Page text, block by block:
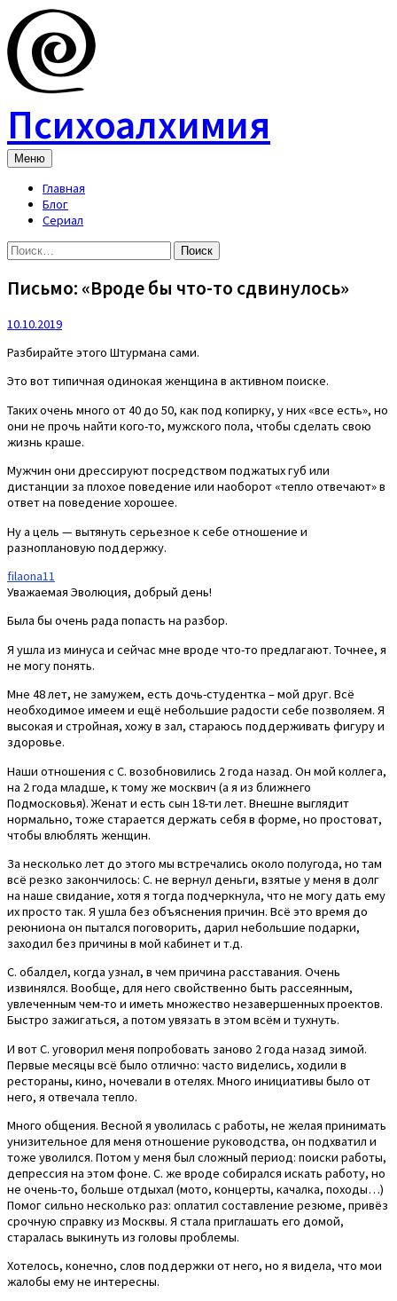
Skip
to
content
Психоалхимия
Меню
Главная
Блог
Сериал
Найти:
Письмо: «Вроде бы что-то сдвинулось»
10.10.2019
Разбирайте этого Штурмана сами.
Это вот типичная одинокая женщина в активном поиске.
Таких очень много от 40 до 50, как под копирку, у них «все есть», но
они не прочь найти кого-то, мужского пола, чтобы сделать свою
жизнь краше.
Мужчин они дрессируют посредством поджатых губ или
дистанции за плохое поведение или наоборот «тепло отвечают» в
ответ на поведение хорошее.
Ну а цель — вытянуть серьезное к себе отношение и
разноплановую поддержку.
filaona11
Уважаемая Эволюция, добрый день!
Была бы очень рада попасть на разбор.
Я ушла из минуса и сейчас мне вроде что-то предлагают. Точнее, я
не могу понять.
Мне 48 лет, не замужем, есть дочь-студентка – мой друг. Всё
необходимое имеем и ещё небольшие радости себе позволяем. Я
высокая и стройная, хожу в зал, стараюсь поддерживать фигуру и
здоровье.
Наши отношения с С. возобновились 2 года назад. Он мой коллега,
на 2 года младше, к тому же москвич (а я из ближнего
Подмосковья). Женат и есть сын 18-ти лет. Внешне выглядит
нормально, тоже старается держать себя в форме, но простоват,
чтобы влюблять женщин.
За несколько лет до этого мы встречались около полугода, но там
всё резко закончилось: С. не вернул деньги, взятые у меня в долг
на наше свидание, хотя я тогда подчеркнула, что не могу дать ему
их просто так. Я ушла без объяснения причин. Всё это время до
реюниона он пытался поговорить, дарил небольшие подарки,
заходил без причины в мой кабинет и т.д.
С. обалдел, когда узнал, в чем причина расставания. Очень
извинялся. Вообще, для него свойственно быть рассеянным,
увлеченным чем-то и иметь множество незавершенных проектов.
Быстро зажигаться, а потом увязать в этом всём и тухнуть.
И вот С. уговорил меня попробовать заново 2 года назад зимой.
Первые месяцы всё было отлично: часто виделись, ходили в
рестораны, кино, ночевали в отелях. Много инициативы было от
него, я отвечала тепло.
Много общения. Весной я уволилась с работы, не желая принимать
унизительное для меня отношение руководства, он подхватил и
тоже уволился. Потом у меня был сложный период: поиски работы,
депрессия на этом фоне. С. же вроде собирался искать работу, но
не очень-то, больше отдыхал (мото, концерты, качалка, походы…)
Помог сильно несколько раз: оплатил составление резюме, привёз
срочную справку из Москвы. Я стала приглашать его домой,
старалась выкинуть из головы проблемы.
Хотелось, конечно, слов поддержки от него, но я видела, что мои
жалобы ему не интересны.